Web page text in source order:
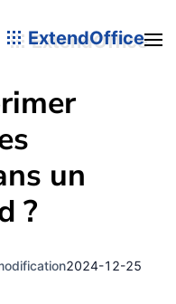
ExtendOffice
un
?
2024-12-25